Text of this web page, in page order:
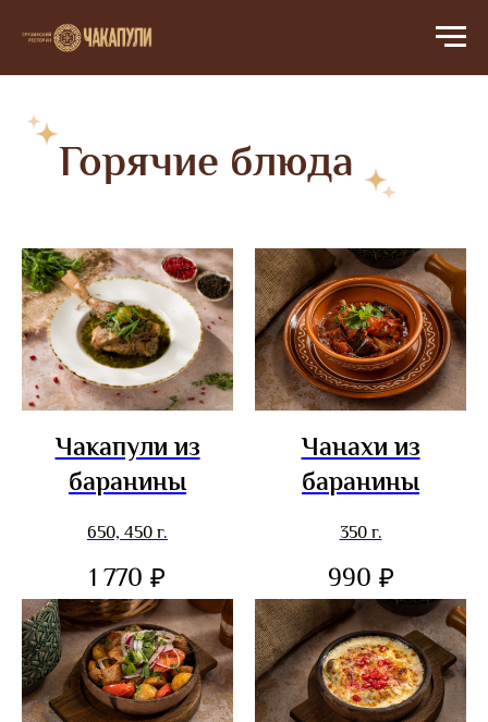
← Назад
Горячие блюда
Чакапули из
баранины
650, 450 г.
1 770 ₽
Чанахи из
баранины
350 г.
990 ₽